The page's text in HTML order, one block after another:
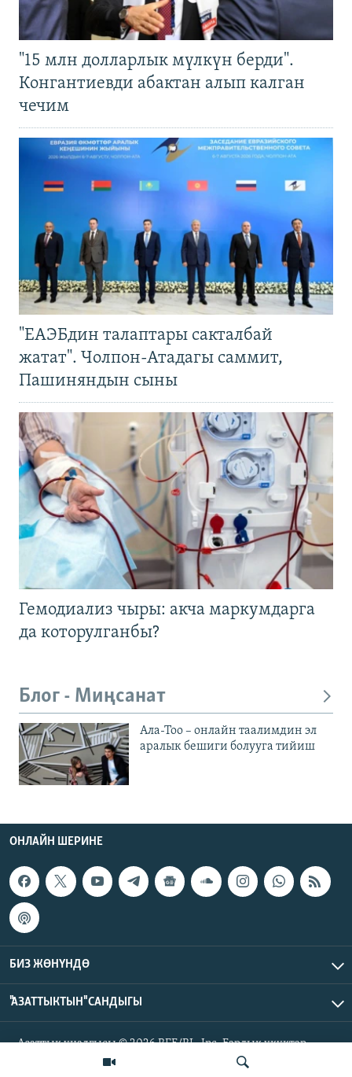
"15 млн долларлык мүлкүн берди".
Конгантиевди абактан алып калган
чечим
"ЕАЭБдин талаптары сакталбай
жатат". Чолпон-Атадагы саммит,
Пашиняндын сыны
Гемодиализ чыры: акча маркумдарга
да которулганбы?
Блог - Миңсанат
Ала-Тоо – онлайн таалимдин эл
аралык бешиги болууга тийиш
ОНЛАЙН ШЕРИНЕ
БИЗ ЖӨНҮНДӨ
"АЗАТТЫКТЫН" САНДЫГЫ
Азаттык үналгысы © 2026 RFE/RL, Inc. Бардык укуктар